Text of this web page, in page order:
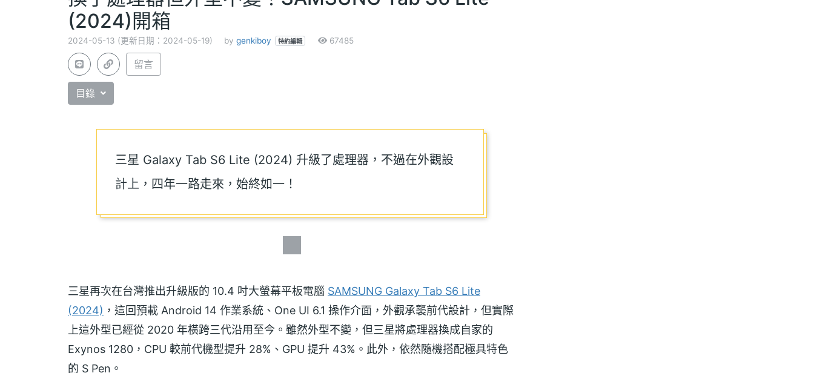
(2024)開箱
2024-05-13 (更新日期：2024-05-19) by genkiboy 特約編輯 67485
留言
目錄
三星 Galaxy Tab S6 Lite (2024) 升級了處理器，不過在外觀設
計上，四年一路走來，始終如一！
三星再次在台灣推出升級版的 10.4 吋大螢幕平板電腦 SAMSUNG Galaxy Tab S6 Lite
(2024) ，這回預載 Android 14 作業系統、One UI 6.1 操作介面，外觀承襲前代設計，但實際
上這外型已經從 2020 年橫跨三代沿用至今。雖然外型不變，但三星將處理器換成自家的
Exynos 1280，CPU 較前代機型提升 28%、GPU 提升 43%。此外，依然隨機搭配極具特色
的 S Pen。